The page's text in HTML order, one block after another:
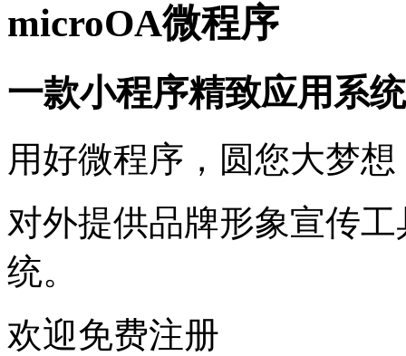
microOA微程序
一款小程序精致应用系统
用好微程序，圆您大梦想
对外提供品牌形象宣传
统。
欢迎免费注册